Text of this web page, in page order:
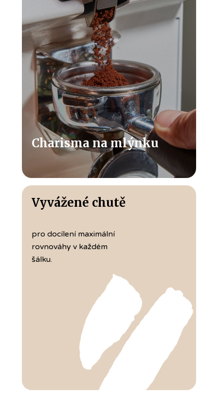
Charisma na mlýnku
Vyvážené chutě
pro docílení maximální
rovnováhy v každém
šálku.